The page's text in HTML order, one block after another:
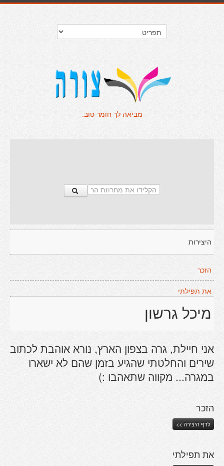
מביאה לך חומר טוב.
היצירות
הזכר
את תפילתי
מיכל גרשון
אני חיילת, גרה בצפון הארץ, נורא אוהבת לכתוב
שירים והחלטתי שהגיע בזמן שהם לא ישארו
במגרה... מקווה שתאהבו :)
הזכר
לדף היצירה >>
את תפילתי